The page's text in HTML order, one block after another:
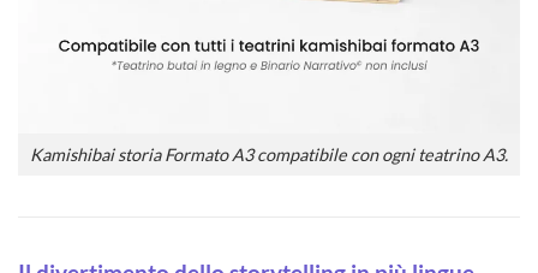
Kamishibai storia Formato A3 compatibile con ogni teatrino A3.